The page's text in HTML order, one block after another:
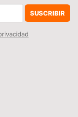
SUSCRIBIR